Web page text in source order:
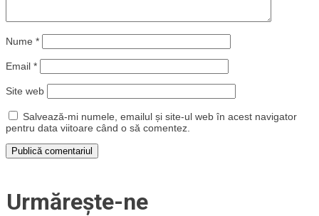
Nume *
Email *
Site web
Salvează-mi numele, emailul și site-ul web în acest navigator
pentru data viitoare când o să comentez.
Urmărește-ne